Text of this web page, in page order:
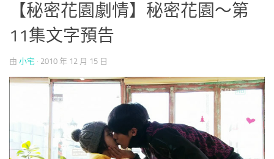
【秘密花園劇情】秘密花園～第
11集文字預告
由 小宅 · 2010 年 12 月 15 日